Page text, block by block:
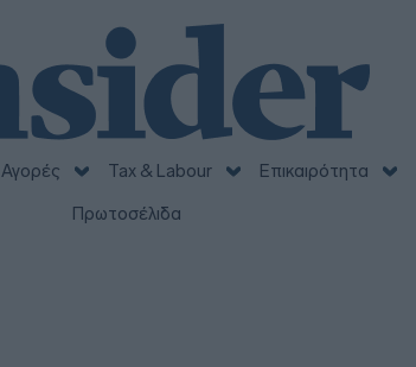
Αγορές Tax & Labour Επικαιρότητα
Πρωτοσέλιδα